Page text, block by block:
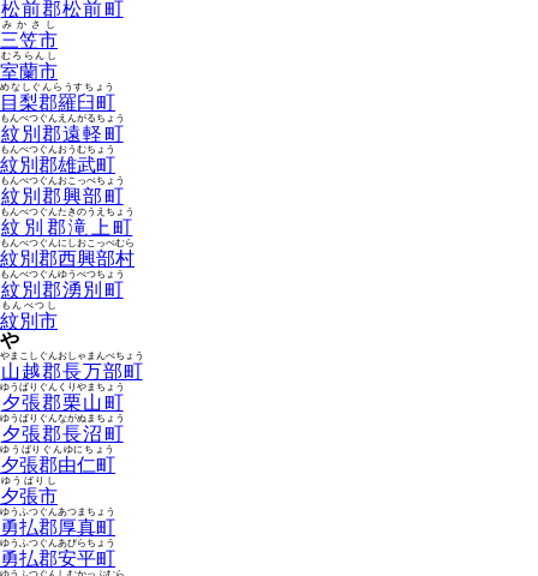
松前郡松前町
三笠市
みかさし
室蘭市
むろらんし
目梨郡羅臼町
めなしぐんらうすちょう
紋別郡遠軽町
もんべつぐんえんがるちょう
紋別郡雄武町
もんべつぐんおうむちょう
紋別郡興部町
もんべつぐんおこっぺちょう
紋別郡滝上町
もんべつぐんたきのうえちょう
紋別郡西興部村
もんべつぐんにしおこっぺむら
紋別郡湧別町
もんべつぐんゆうべつちょう
紋別市
もんべつし
や
山越郡長万部町
やまこしぐんおしゃまんべちょう
夕張郡栗山町
ゆうばりぐんくりやまちょう
夕張郡長沼町
ゆうばりぐんながぬまちょう
夕張郡由仁町
ゆうばりぐんゆにちょう
夕張市
ゆうばりし
勇払郡厚真町
ゆうふつぐんあつまちょう
勇払郡安平町
ゆうふつぐんあびらちょう